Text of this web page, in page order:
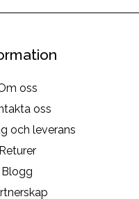
oss
oss
och leverans
Returer
Blogg